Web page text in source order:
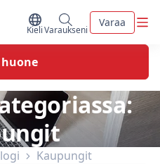
Vaihda kieltä
Kieli Minun varaukseni
Varaukseni
Varaa
Kaupungit